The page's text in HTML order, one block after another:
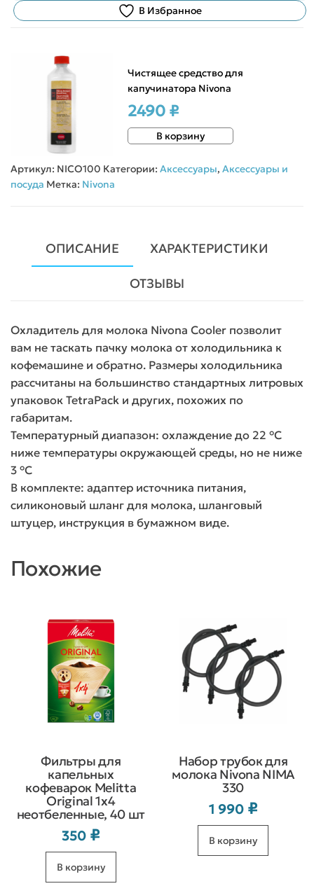
В Избранное
Чистящее средство для
капучинатора Nivona
2490 ₽
В корзину
Артикул: NICO100 Категории: Аксессуары, Аксессуары и
посуда Метка: Nivona
ОПИСАНИЕ ХАРАКТЕРИСТИКИ
ОТЗЫВЫ
Охладитель для молока Nivona Cooler позволит
вам не таскать пачку молока от холодильника к
кофемашине и обратно. Размеры холодильника
рассчитаны на большинство стандартных литровых
упаковок TetraPack и других, похожих по
габаритам.
Температурный диапазон: охлаждение до 22 °C
ниже температуры окружающей среды, но не ниже
3 °C
В комплекте: адаптер источника питания,
силиконовый шланг для молока, шланговый
штуцер, инструкция в бумажном виде.
Похожие
Фильтры для
капельных
кофеварок Melitta
Original 1х4
неотбеленные, 40 шт
350 ₽
В корзину
Набор трубок для
молока Nivona NIMA
330
1 990 ₽
В корзину